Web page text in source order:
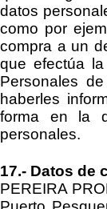
datos
como por
compra a un
que efectúa
Personales
haberles
forma en la
personales.
17.- Datos de
PEREIRA